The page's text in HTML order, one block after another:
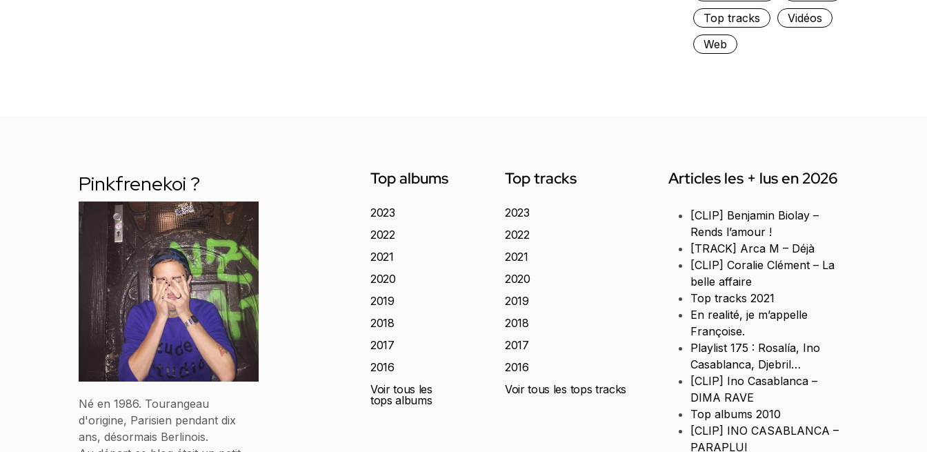
Top tracks
Vidéos
Web
Pinkfrenekoi ?
Né en 1986. Tourangeau
d'origine, Parisien pendant dix
ans, désormais Berlinois.
Top albums
2023
2022
2021
2020
2019
2018
2017
2016
Voir tous les
tops albums
Top tracks
2023
2022
2021
2020
2019
2018
2017
2016
Voir tous les tops tracks
Articles les + lus en 2026
[CLIP] Benjamin Biolay –
Rends l’amour !
[TRACK] Arca M – Déjà
[CLIP] Coralie Clément – La
belle affaire
Top tracks 2021
En realité, je m’appelle
Françoise.
Playlist 175 : Rosalía, Ino
Casablanca, Djebril…
[CLIP] Ino Casablanca –
DIMA RAVE
Top albums 2010
[CLIP] INO CASABLANCA –
PARAPLUI